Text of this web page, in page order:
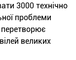
3000 технічно
проблеми
великих